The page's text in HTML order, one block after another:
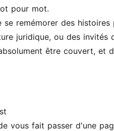
pour mot.
remémorer des
juridique, ou des
être couvert, et
vous fait passer d'une